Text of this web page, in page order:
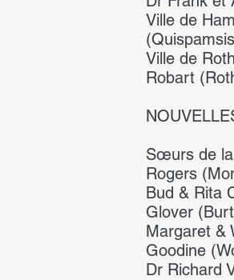
Ville de
Ville de
Robart
Sœurs de
Rogers
Bud & Rita
Glover
Margaret
Goodine
Dr Richard